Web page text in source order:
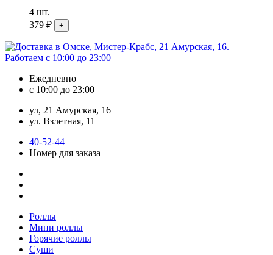
4 шт.
379 ₽
Ежедневно
с 10:00 до 23:00
ул, 21 Амурская, 16
ул. Взлетная, 11
40-52-44
Номер для заказа
Роллы
Мини роллы
Горячие роллы
Суши